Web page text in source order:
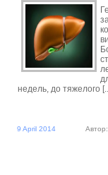
недель, до тяжелого
9 April 2014